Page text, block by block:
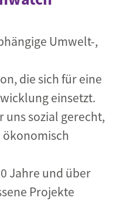
Umwelt-,
die sich für eine
einsetzt.
uns sozial gerecht,
Jahre und über
Projekte